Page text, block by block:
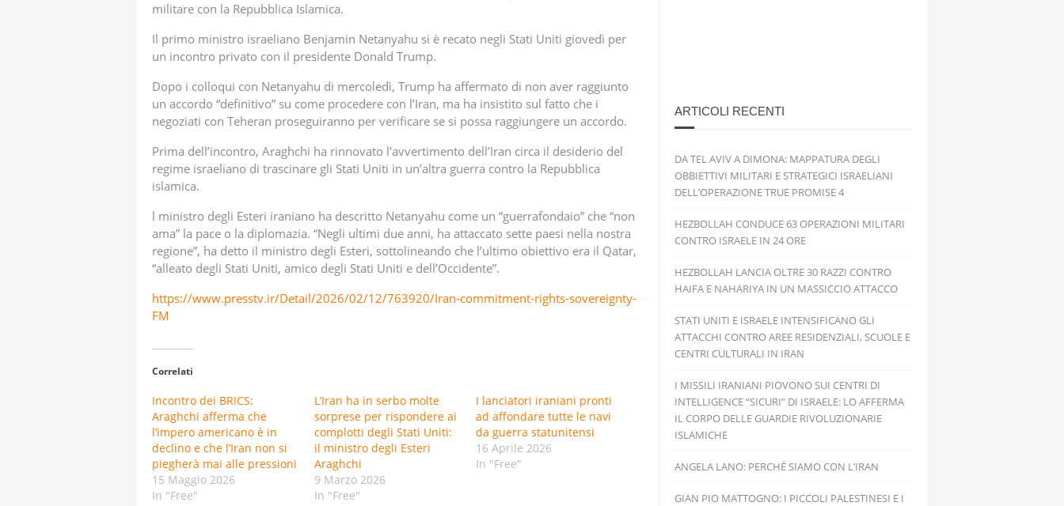
militare con la Repubblica Islamica.
Il primo ministro israeliano Benjamin Netanyahu si è recato negli Stati Uniti giovedì per
un incontro privato con il presidente Donald Trump.
Dopo i colloqui con Netanyahu di mercoledì, Trump ha affermato di non aver raggiunto
un accordo “definitivo” su come procedere con l’Iran, ma ha insistito sul fatto che i
negoziati con Teheran proseguiranno per verificare se si possa raggiungere un accordo.
Prima dell’incontro, Araghchi ha rinnovato l’avvertimento dell’Iran circa il desiderio del
regime israeliano di trascinare gli Stati Uniti in un’altra guerra contro la Repubblica
islamica.
l ministro degli Esteri iraniano ha descritto Netanyahu come un “guerrafondaio” che “non
ama” la pace o la diplomazia. “Negli ultimi due anni, ha attaccato sette paesi nella nostra
regione”, ha detto il ministro degli Esteri, sottolineando che l’ultimo obiettivo era il Qatar,
“alleato degli Stati Uniti, amico degli Stati Uniti e dell’Occidente”.
https://www.presstv.ir/Detail/2026/02/12/763920/Iran-commitment-rights-sovereignty-
FM
Correlati
Incontro dei BRICS:
Araghchi afferma che
l’impero americano è in
declino e che l’Iran non si
piegherà mai alle pressioni
15 Maggio 2026
In "Free"
L’Iran ha in serbo molte
sorprese per rispondere ai
complotti degli Stati Uniti:
il ministro degli Esteri
Araghchi
9 Marzo 2026
In "Free"
I lanciatori iraniani pronti
ad affondare tutte le navi
da guerra statunitensi
16 Aprile 2026
In "Free"
ARTICOLI RECENTI
DA TEL AVIV A DIMONA: MAPPATURA DEGLI
OBBIETTIVI MILITARI E STRATEGICI ISRAELIANI
DELL’OPERAZIONE TRUE PROMISE 4
HEZBOLLAH CONDUCE 63 OPERAZIONI MILITARI
CONTRO ISRAELE IN 24 ORE
HEZBOLLAH LANCIA OLTRE 30 RAZZI CONTRO
HAIFA E NAHARIYA IN UN MASSICCIO ATTACCO
STATI UNITI E ISRAELE INTENSIFICANO GLI
ATTACCHI CONTRO AREE RESIDENZIALI, SCUOLE E
CENTRI CULTURALI IN IRAN
I MISSILI IRANIANI PIOVONO SUI CENTRI DI
INTELLIGENCE “SICURI” DI ISRAELE: LO AFFERMA
IL CORPO DELLE GUARDIE RIVOLUZIONARIE
ISLAMICHE
ANGELA LANO: PERCHÉ SIAMO CON L’IRAN
GIAN PIO MATTOGNO: I PICCOLI PALESTINESI E I